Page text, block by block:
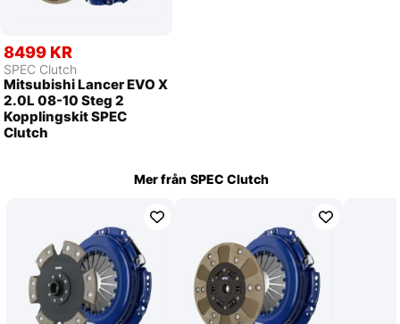
8499 KR
SPEC Clutch
Mitsubishi Lancer EVO X
2.0L 08-10 Steg 2
Kopplingskit SPEC
Clutch
Mer från SPEC Clutch